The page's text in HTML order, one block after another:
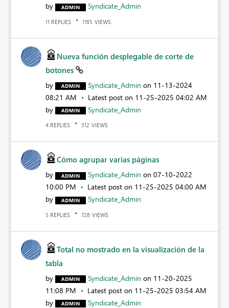
by Syndicate_Admin
11 REPLIES 1185 VIEWS
Nueva función desplegable de corte de
botones
by Syndicate_Admin on ‎11-13-2024
08:21 AM
Latest post on ‎11-25-2025 04:02 AM
by
Syndicate_Admin
4 REPLIES 312 VIEWS
Cómo agrupar varias páginas
by Syndicate_Admin on ‎07-10-2022
10:00 PM
Latest post on ‎11-25-2025 04:00 AM
by
Syndicate_Admin
5 REPLIES 728 VIEWS
Total no mostrado en la visualización de la
tabla
by Syndicate_Admin on ‎11-20-2025
11:08 PM
Latest post on ‎11-25-2025 03:54 AM
by
Syndicate_Admin